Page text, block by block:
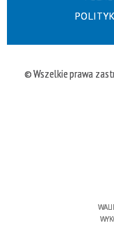
© Wszelkie prawa